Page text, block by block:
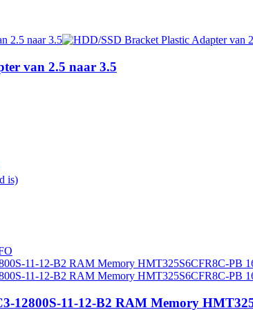
van 2.5 naar 3.5
is)
12800S-11-12-B2 RAM Memory